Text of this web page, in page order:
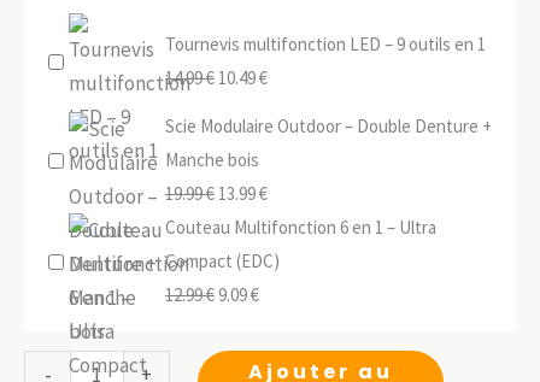
Tournevis multifonction LED – 9 outils en 1
14.99€ Le
10.49€Le
Scie Modulaire Outdoor – Double Denture +
Manche bois
19.99€ Le
prix
initial
était :
13.99€Le
prix
actuel
Couteau Multifonction 6 en 1 – Ultra
Compact (EDC)
12.99€Le
initial
9.09€Le
actuel
-
quantité + Ajouter au